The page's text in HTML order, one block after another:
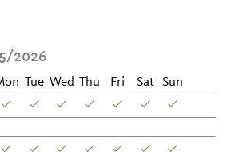
2026
Tue Wed Thu Fri Sat
Sun